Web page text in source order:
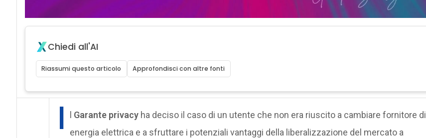
Chiedi all'AI
Riassumi questo articolo Approfondisci con altre fonti
I l Garante privacyha deciso il caso di un utente che non era riuscito a cambiare fornitore di
energia elettrica e a sfruttare i potenziali vantaggi della liberalizzazione del mercato a